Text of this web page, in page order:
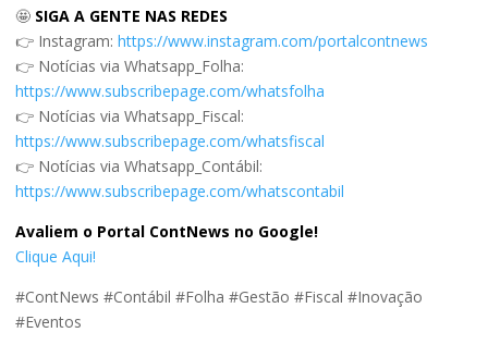
🤩 SIGA A GENTE NAS REDES
👉 Instagram: https://www.instagram.com/portalcontnews
👉 Notícias via Whatsapp_Folha:
https://www.subscribepage.com/whatsfolha
👉 Notícias via Whatsapp_Fiscal:
https://www.subscribepage.com/whatsfiscal
👉 Notícias via Whatsapp_Contábil:
https://www.subscribepage.com/whatscontabil
Avaliem o Portal ContNews no Google!
Clique Aqui!
#ContNews #Contábil #Folha #Gestão #Fiscal #Inovação
#Eventos